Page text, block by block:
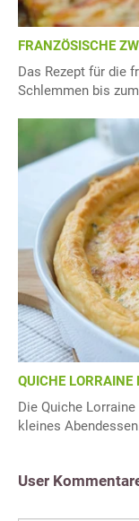
FRANZÖSISCHE
Das Rezept für die
Schlemmen bis
QUICHE LORRAINE
Die Quiche
kleines
User